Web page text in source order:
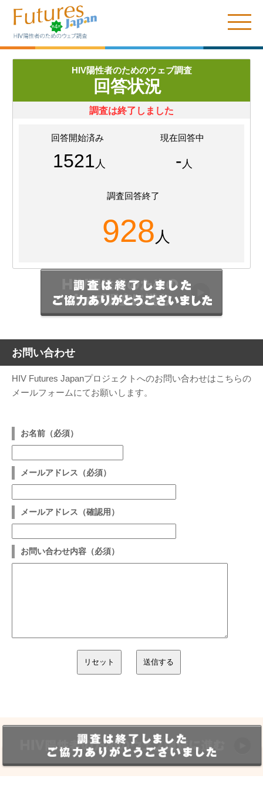
お問い合わせ
HIV Futures Japanプロジェクトへのお問い合わせはこちらの
メールフォームにてお願いします。
お名前（必須）
メールアドレス（必須）
メールアドレス（確認用）
お問い合わせ内容（必須）
リセット 送信する
HIV陽性者のためのウェブ調査
回答状況
調査は終了しました
回答開始済み
1521 人
現在回答中
- 人
調査回答終了
928 人